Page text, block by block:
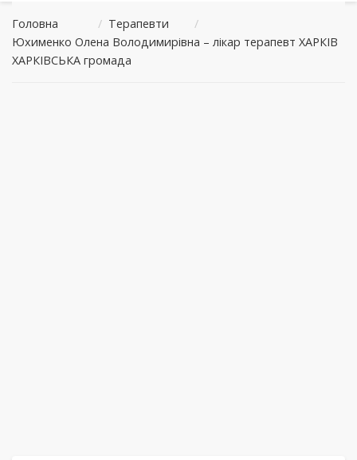
Головна / Терапевти
/
Юхименко Олена Володимирівна – лікар терапевт ХАРКІВ
ХАРКІВСЬКА громада